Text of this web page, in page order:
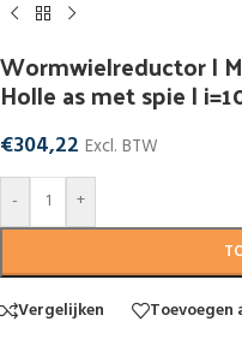
Wormwielreductor |
Holle as met spie |
€304,22 Excl. BTW
-
+
Vergelijken